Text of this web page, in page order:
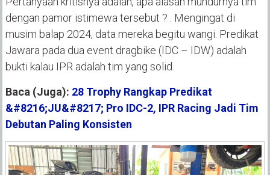
dengan pamor istimewa tersebut ? . Mengingat di
musim balap 2024, data mereka begitu wangi. Predikat
Jawara pada dua event dragbike (IDC – IDW) adalah
bukti kalau IPR adalah tim yang solid.
Baca (Juga): 28 Trophy Rangkap Predikat
&#8216;JU&#8217; Pro IDC-2, IPR Racing Jadi Tim
Debutan Paling Konsisten